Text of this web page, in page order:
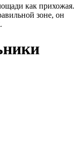
как прихожая.
зоне, он